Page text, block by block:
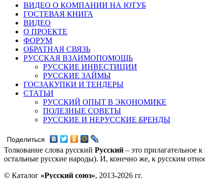
ВИДЕО О КОМПАНИИ НА ЮТУБ
ГОСТЕВАЯ КНИГА
ВИДЕО
О ПРОЕКТЕ
ФОРУМ
ОБРАТНАЯ СВЯЗЬ
РУССКАЯ ВЗАИМОПОМОЩЬ
РУССКИЕ ИНВЕСТИЦИИ
РУССКИЕ ЗАЙМЫ
ГОСЗАКУПКИ И ТЕНДЕРЫ
СТАТЬИ
РУССКИЙ ОПЫТ В ЭКОНОМИКЕ
ПОЛЕЗНЫЕ СОВЕТЫ
РУССКИЕ И НЕРУССКИЕ БРЕНДЫ
Поделиться
Толкование слова русский Русский – это прилагательное
остальные русские народы). И, конечно же, к русским
© Каталог «Русский союз», 2013-2026 гг.